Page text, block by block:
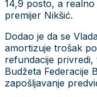
14,9 posto, a realno
premijer Nikšić.
Dodao je da se
amortizuje trošak
refundacije privredi,
Budžeta Federacije
zapošljavanje